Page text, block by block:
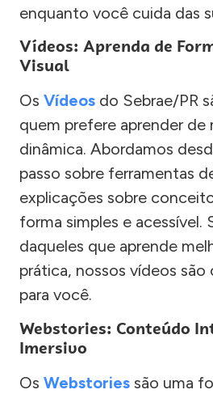
enquanto você cuida das
Vídeos: Aprenda de
Visual
Os Vídeos do Sebrae/PR
quem prefere aprender de
dinâmica. Abordamos
passo sobre ferramentas
explicações sobre
forma simples e acessível.
daqueles que aprende
prática, nossos vídeos são
para você.
Webstories: Conteúdo
Imersivo
Os Webstories são uma